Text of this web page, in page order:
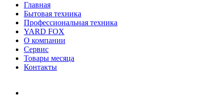
Главная
Бытовая техника
Профессиональная техника
YARD FOX
О компании
Сервис
Товары месяца
Контакты